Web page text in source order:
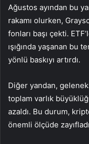
Ağustos ayından bu
rakamı olurken,
fonları başı çekti.
ışığında yaşanan bu
yönlü baskıyı artırdı.
Diğer yandan,
toplam varlık
azaldı. Bu durum,
önemli ölçüde